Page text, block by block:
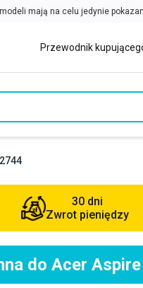
Przewodnik
30 dni
Zwrot pieniędzy
do Acer